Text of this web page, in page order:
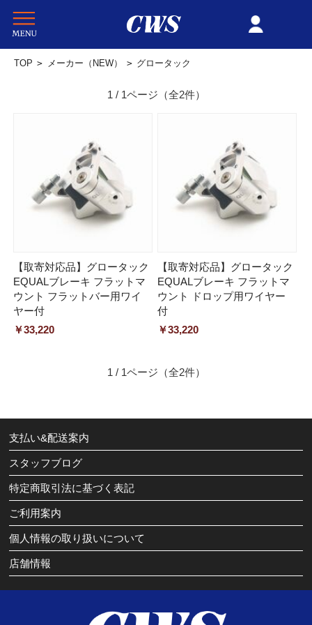
TOP > メーカー（NEW） > グロータック
1 / 1ページ （全2件）
【取寄対応品】グロータック
EQUALブレーキ フラットマ
ウント フラットバー用ワイ
ヤー付
￥33,220
【取寄対応品】グロータック
EQUALブレーキ フラットマ
ウント ドロップ用ワイヤー
付
￥33,220
1 / 1ページ （全2件）
支払い&配送案内
スタッフブログ
特定商取引法に基づく表記
ご利用案内
個人情報の取り扱いについて
店舗情報